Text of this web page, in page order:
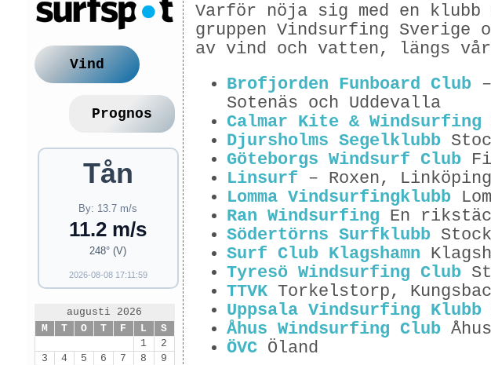
Vind
Prognos
Tån
By: 13.7 m/s
11.2 m/s
248° (V)
2026-08-08 17:11:59
augusti 2026
M
T O T F L
S
1
2
3
4 5 6 7 8
9
Varför nöja sig med en
gruppen Vindsurfing
av vind och vatten, längs
Brofjorden Funboard Club–
Sotenäs och Uddevalla
Calmar Kite & Windsurfing
Djursholms Segelklubb
Göteborgs Windsurf Club
Linsurf – Roxen, Linköping
Lomma Vindsurfingklubb
Ran Windsurfing En
Södertörns Surfklubb
Surf Club Klagshamn
Tyresö Windsurfing Club
TTVKTorkelstorp,
Uppsala Vindsurfing Klubb
Åhus Windsurfing Club
ÖVCÖland